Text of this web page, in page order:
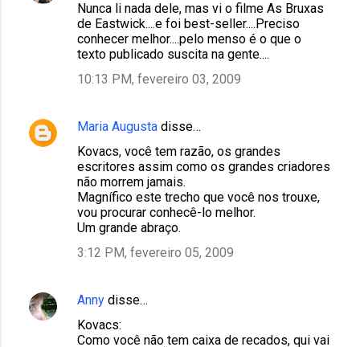
Nunca li nada dele, mas vi o filme As Bruxas
de Eastwick....e foi best-seller....Preciso
conhecer melhor....pelo menso é o que o
texto publicado suscita na gente....
10:13 PM, fevereiro 03, 2009
Maria Augusta disse…
Kovacs, você tem razão, os grandes
escritores assim como os grandes criadores
não morrem jamais.
Magnífico este trecho que você nos trouxe,
vou procurar conhecê-lo melhor.
Um grande abraço.
3:12 PM, fevereiro 05, 2009
Anny disse…
Kovacs:
Como você não tem caixa de recados, qui vai